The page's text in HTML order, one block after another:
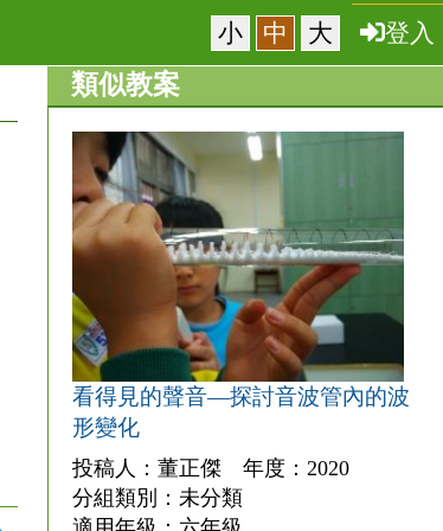
小 中 大 登入
類似教案
看得見的聲音—探討音波管內的波
形變化
投稿人：董正傑 年度：2020
分組類別：未分類